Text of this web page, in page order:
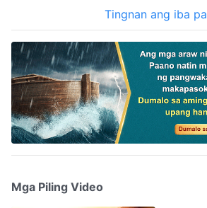
Tingnan ang iba pa
Mga Piling Video